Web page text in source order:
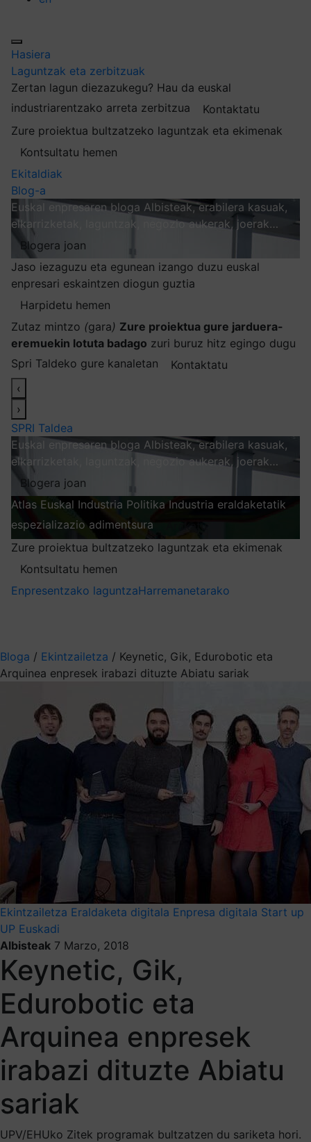
Hasiera
Laguntzak eta zerbitzuak
Zertan lagun diezazukegu? Hau da euskal
industriarentzako arreta zerbitzua
Kontaktatu
Zure proiektua bultzatzeko laguntzak eta ekimenak
Kontsultatu hemen
Ekitaldiak
Blog-a
Euskal enpresaren bloga Albisteak, erabilera kasuak,
elkarrizketak, laguntzak, negozio aukerak, joerak…
Blogera joan
Jaso iezaguzu eta egunean izango duzu euskal
enpresari eskaintzen diogun guztia
Harpidetu hemen
Zutaz mintzo (gara) Zure proiektua gure jarduera-
eremuekin lotuta badago zuri buruz hitz egingo dugu
Spri Taldeko gure kanaletan
Kontaktatu
‹
›
SPRI Taldea
Euskal enpresaren bloga Albisteak, erabilera kasuak,
elkarrizketak, laguntzak, negozio aukerak, joerak…
Blogera joan
Atlas Euskal Industria Politika Industria eraldaketatik
espezializazio adimentsura
Zure proiektua bultzatzeko laguntzak eta ekimenak
Kontsultatu hemen
Enpresentzako laguntzaHarremanetarako
Bloga / Ekintzailetza / Keynetic, Gik, Edurobotic eta
Arquinea enpresek irabazi dituzte Abiatu sariak
Ekintzailetza Eraldaketa digitala Enpresa digitala Start up
UP Euskadi
Albisteak 7 Marzo, 2018
Keynetic, Gik,
Edurobotic eta
Arquinea enpresek
irabazi dituzte Abiatu
sariak
UPV/EHUko Zitek programak bultzatzen du sariketa hori.